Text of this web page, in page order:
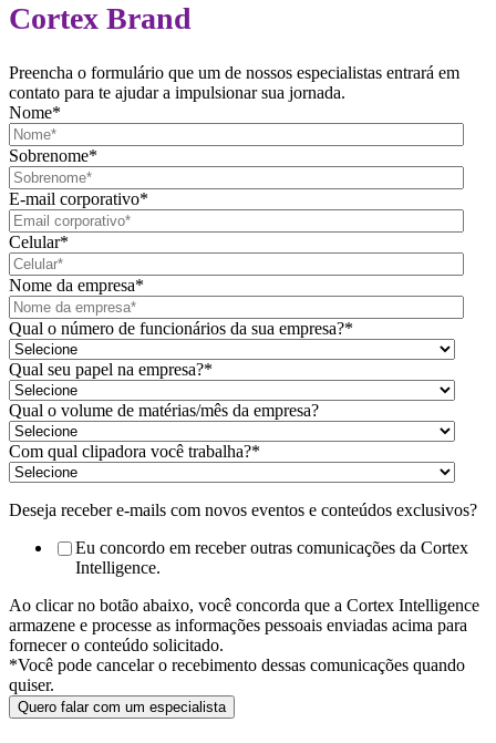
Cortex Brand
Preencha o formulário que um de nossos especialistas entrará em
contato para te ajudar a impulsionar sua jornada.
Nome*
Sobrenome*
E-mail corporativo*
Celular*
Nome da empresa*
Qual o número de funcionários da sua empresa?*
Qual seu papel na empresa?*
Qual o volume de matérias/mês da empresa?
Com qual clipadora você trabalha?*
Deseja receber e-mails com novos eventos e conteúdos exclusivos?
Eu concordo em receber outras comunicações da Cortex
Intelligence.
Ao clicar no botão abaixo, você concorda que a Cortex Intelligence
armazene e processe as informações pessoais enviadas acima para
fornecer o conteúdo solicitado.
*Você pode cancelar o recebimento dessas comunicações quando
quiser.